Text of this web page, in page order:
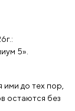
5».
до тех пор,
остаются без